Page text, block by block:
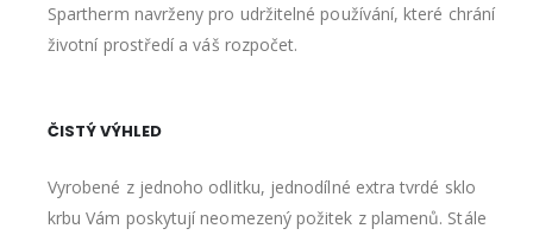
Spartherm navrženy pro udržitelné používání, které chrání
životní prostředí a váš rozpočet.
ČISTÝ VÝHLED
Vyrobené z jednoho odlitku, jednodílné extra tvrdé sklo
krbu Vám poskytují neomezený požitek z plamenů. Stále